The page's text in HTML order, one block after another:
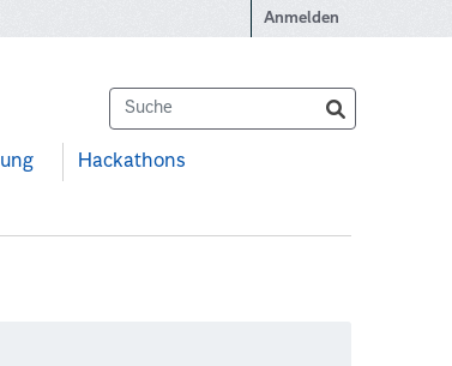
Anmelden
Hackathons